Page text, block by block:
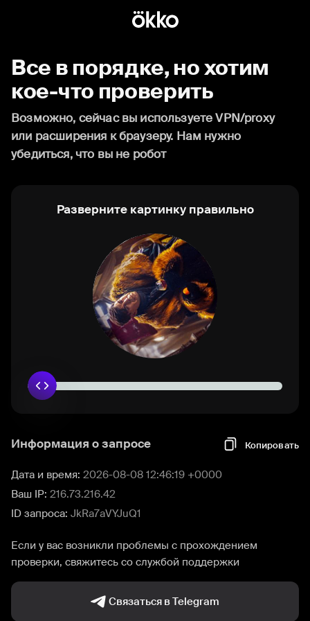
Все в порядке, но хотим
кое-что проверить
Возможно, сейчас вы используете VPN/proxy
или расширения к браузеру. Нам нужно
убедиться, что вы не робот
Разверните картинку правильно
Информация о запросе Копировать
Дата и время: 2026-08-08 12:46:19 +0000
Ваш IP: 216.73.216.42
ID запроса: JkRa7aVYJuQ1
Если у вас возникли проблемы с прохождением
проверки, свяжитесь со службой поддержки
Связаться в Telegram